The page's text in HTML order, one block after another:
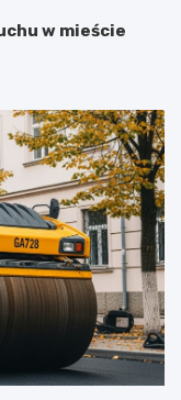
w mieście